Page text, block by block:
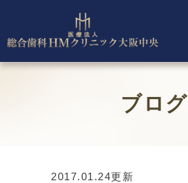
ブログ
2017.01.24更新